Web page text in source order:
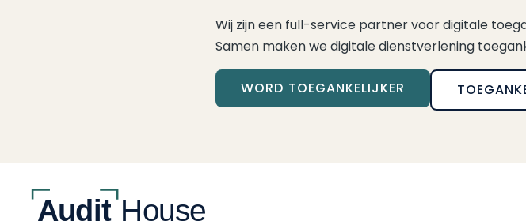
Wij zijn een full-service partner voor digitale
Samen maken we digitale dienstverlening
WORD TOEGANKELIJKER